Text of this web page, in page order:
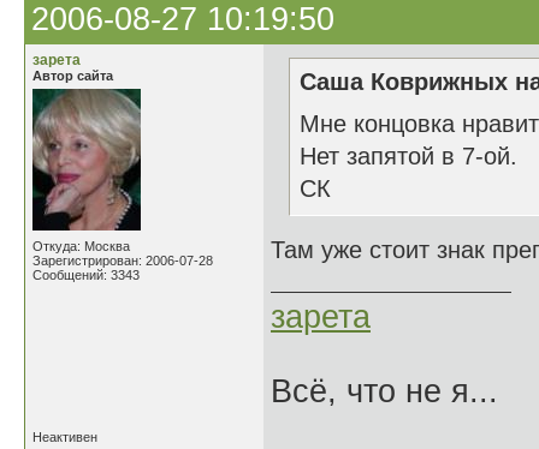
2006-08-27 10:19:50
зарета
Автор сайта
Откуда: Москва
Зарегистрирован: 2006-07-28
Сообщений: 3343
Саша Коврижных
Мне концовка
Нет запятой в 7-ой.
СК
Там уже стоит знак
зарета
Всё, что не я...
Неактивен